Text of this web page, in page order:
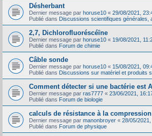
Désherbant
Dernier message par horuse10 « 29/08/2021,
Publié dans Discussions scientifiques générales,
2,7, Dichlorofluoréscéïne
Dernier message par horuse10 « 19/08/2021,
Publié dans Forum de chimie
Câble sonde
Dernier message par horuse10 « 15/08/2021,
Publié dans Discussions sur matériel et produits
Comment détecter si une bactérie est
Dernier message par ras7777 « 23/06/2021,
Publié dans Forum de biologie
calculs de résistance à la compression
Dernier message par manonbroyer « 28/05/
Publié dans Forum de physique